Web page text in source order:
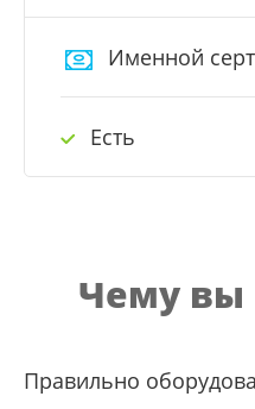
Именной
Есть
Чему вы
Правильно